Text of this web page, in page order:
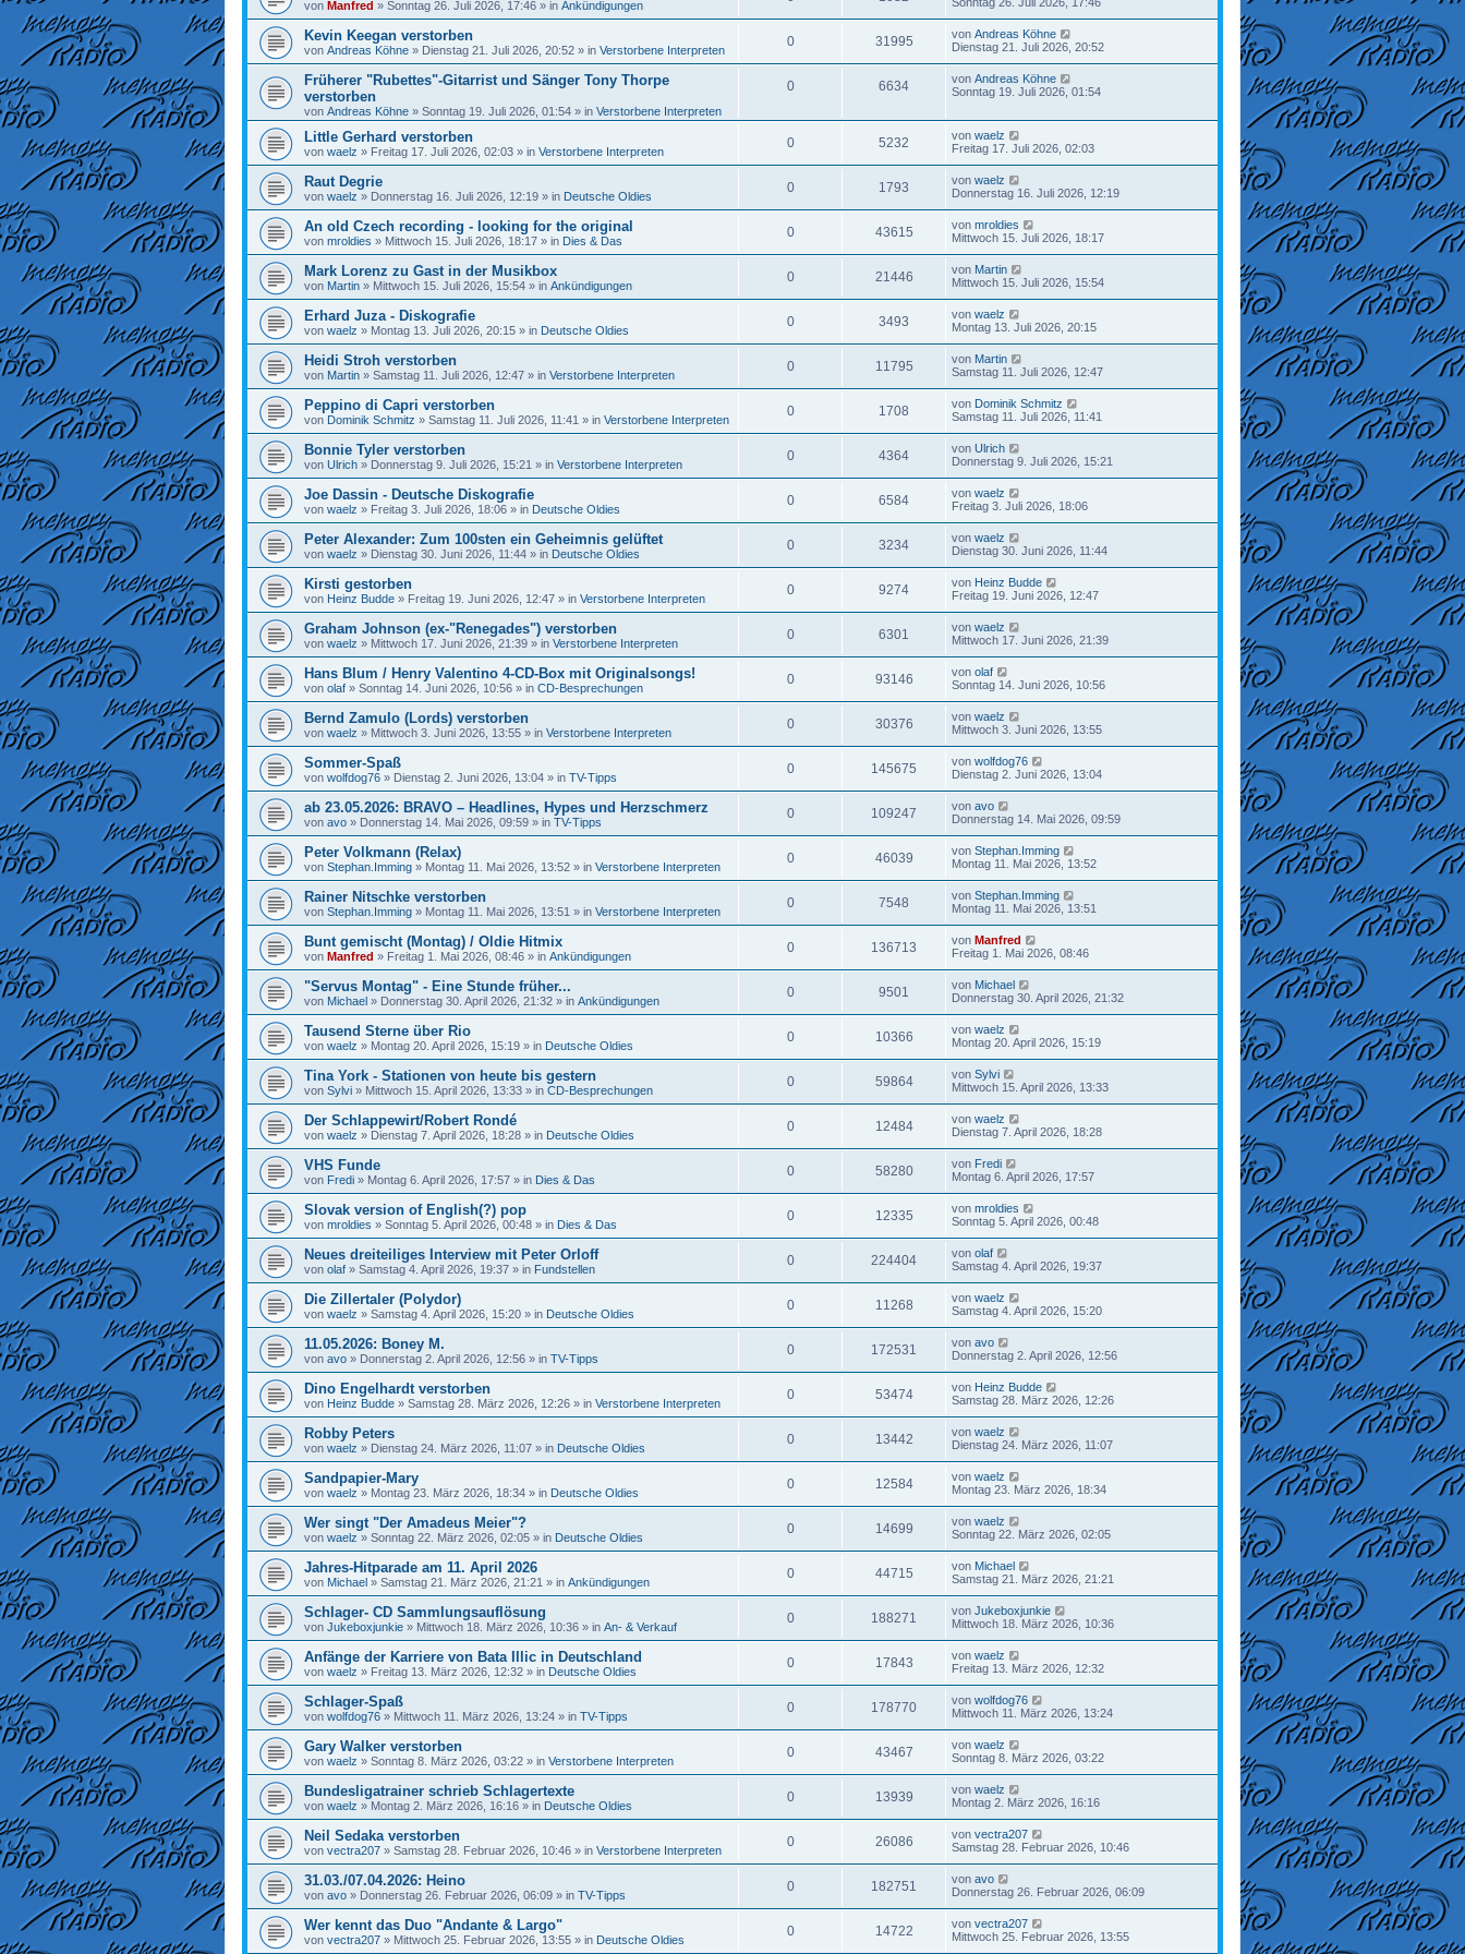
von Manfred » Sonntag 26. Juli 2026, 17:46 » in Ankündigungen
Kevin Keegan verstorben
von Andreas Köhne » Dienstag 21. Juli 2026, 20:52 » in Verstorbene Interpreten
0 31995 von Andreas Köhne
Dienstag 21. Juli 2026, 20:52
Früherer "Rubettes"-Gitarrist und Sänger Tony Thorpe
verstorben
von Andreas Köhne » Sonntag 19. Juli 2026, 01:54 » in Verstorbene Interpreten
0 6634 von Andreas Köhne
Sonntag 19. Juli 2026, 01:54
Little Gerhard verstorben
von waelz » Freitag 17. Juli 2026, 02:03 » in Verstorbene Interpreten
0 5232 von waelz
Freitag 17. Juli 2026, 02:03
Raut Degrie
von waelz » Donnerstag 16. Juli 2026, 12:19 » in Deutsche Oldies
0 1793 von waelz
Donnerstag 16. Juli 2026, 12:19
An old Czech recording - looking for the original
von mroldies » Mittwoch 15. Juli 2026, 18:17 » in Dies & Das
0 43615 von mroldies
Mittwoch 15. Juli 2026, 18:17
Mark Lorenz zu Gast in der Musikbox
von Martin » Mittwoch 15. Juli 2026, 15:54 » in Ankündigungen
0 21446 von Martin
Mittwoch 15. Juli 2026, 15:54
Erhard Juza - Diskografie
von waelz » Montag 13. Juli 2026, 20:15 » in Deutsche Oldies
0 3493 von waelz
Montag 13. Juli 2026, 20:15
Heidi Stroh verstorben
von Martin » Samstag 11. Juli 2026, 12:47 » in Verstorbene Interpreten
0 11795 von Martin
Samstag 11. Juli 2026, 12:47
Peppino di Capri verstorben
von Dominik Schmitz » Samstag 11. Juli 2026, 11:41 » in Verstorbene Interpreten
0 1708 von Dominik Schmitz
Samstag 11. Juli 2026, 11:41
Bonnie Tyler verstorben
von Ulrich » Donnerstag 9. Juli 2026, 15:21 » in Verstorbene Interpreten
0 4364 von Ulrich
Donnerstag 9. Juli 2026, 15:21
Joe Dassin - Deutsche Diskografie
von waelz » Freitag 3. Juli 2026, 18:06 » in Deutsche Oldies
0 6584 von waelz
Freitag 3. Juli 2026, 18:06
Peter Alexander: Zum 100sten ein Geheimnis gelüftet
von waelz » Dienstag 30. Juni 2026, 11:44 » in Deutsche Oldies
0 3234 von waelz
Dienstag 30. Juni 2026, 11:44
Kirsti gestorben
von Heinz Budde » Freitag 19. Juni 2026, 12:47 » in Verstorbene Interpreten
0 9274 von Heinz Budde
Freitag 19. Juni 2026, 12:47
Graham Johnson (ex-"Renegades") verstorben
von waelz » Mittwoch 17. Juni 2026, 21:39 » in Verstorbene Interpreten
0 6301 von waelz
Mittwoch 17. Juni 2026, 21:39
Hans Blum / Henry Valentino 4-CD-Box mit Originalsongs!
von olaf » Sonntag 14. Juni 2026, 10:56 » in CD-Besprechungen
0 93146 von olaf
Sonntag 14. Juni 2026, 10:56
Bernd Zamulo (Lords) verstorben
von waelz » Mittwoch 3. Juni 2026, 13:55 » in Verstorbene Interpreten
0 30376 von waelz
Mittwoch 3. Juni 2026, 13:55
Sommer-Spaß
von wolfdog76 » Dienstag 2. Juni 2026, 13:04 » in TV-Tipps
0 145675 von wolfdog76
Dienstag 2. Juni 2026, 13:04
ab 23.05.2026: BRAVO – Headlines, Hypes und Herzschmerz
von avo » Donnerstag 14. Mai 2026, 09:59 » in TV-Tipps
0 109247 von avo
Donnerstag 14. Mai 2026, 09:59
Peter Volkmann (Relax)
von Stephan.Imming » Montag 11. Mai 2026, 13:52 » in Verstorbene Interpreten
0 46039 von Stephan.Imming
Montag 11. Mai 2026, 13:52
Rainer Nitschke verstorben
von Stephan.Imming » Montag 11. Mai 2026, 13:51 » in Verstorbene Interpreten
0 7548 von Stephan.Imming
Montag 11. Mai 2026, 13:51
Bunt gemischt (Montag) / Oldie Hitmix
von Manfred » Freitag 1. Mai 2026, 08:46 » in Ankündigungen
0 136713 von Manfred
Freitag 1. Mai 2026, 08:46
"Servus Montag" - Eine Stunde früher...
von Michael » Donnerstag 30. April 2026, 21:32 » in Ankündigungen
0 9501 von Michael
Donnerstag 30. April 2026, 21:32
Tausend Sterne über Rio
von waelz » Montag 20. April 2026, 15:19 » in Deutsche Oldies
0 10366 von waelz
Montag 20. April 2026, 15:19
Tina York - Stationen von heute bis gestern
von Sylvi » Mittwoch 15. April 2026, 13:33 » in CD-Besprechungen
0 59864 von Sylvi
Mittwoch 15. April 2026, 13:33
Der Schlappewirt/Robert Rondé
von waelz » Dienstag 7. April 2026, 18:28 » in Deutsche Oldies
0 12484 von waelz
Dienstag 7. April 2026, 18:28
VHS Funde
von Fredi » Montag 6. April 2026, 17:57 » in Dies & Das
0 58280 von Fredi
Montag 6. April 2026, 17:57
Slovak version of English(?) pop
von mroldies » Sonntag 5. April 2026, 00:48 » in Dies & Das
0 12335 von mroldies
Sonntag 5. April 2026, 00:48
Neues dreiteiliges Interview mit Peter Orloff
von olaf » Samstag 4. April 2026, 19:37 » in Fundstellen
0 224404 von olaf
Samstag 4. April 2026, 19:37
Die Zillertaler (Polydor)
von waelz » Samstag 4. April 2026, 15:20 » in Deutsche Oldies
0 11268 von waelz
Samstag 4. April 2026, 15:20
11.05.2026: Boney M.
von avo » Donnerstag 2. April 2026, 12:56 » in TV-Tipps
0 172531 von avo
Donnerstag 2. April 2026, 12:56
Dino Engelhardt verstorben
von Heinz Budde » Samstag 28. März 2026, 12:26 » in Verstorbene Interpreten
0 53474 von Heinz Budde
Samstag 28. März 2026, 12:26
Robby Peters
von waelz » Dienstag 24. März 2026, 11:07 » in Deutsche Oldies
0 13442 von waelz
Dienstag 24. März 2026, 11:07
Sandpapier-Mary
von waelz » Montag 23. März 2026, 18:34 » in Deutsche Oldies
0 12584 von waelz
Montag 23. März 2026, 18:34
Wer singt "Der Amadeus Meier"?
von waelz » Sonntag 22. März 2026, 02:05 » in Deutsche Oldies
0 14699 von waelz
Sonntag 22. März 2026, 02:05
Jahres-Hitparade am 11. April 2026
von Michael » Samstag 21. März 2026, 21:21 » in Ankündigungen
0 44715 von Michael
Samstag 21. März 2026, 21:21
Schlager- CD Sammlungsauflösung
von Jukeboxjunkie » Mittwoch 18. März 2026, 10:36 » in An- & Verkauf
0 188271 von Jukeboxjunkie
Mittwoch 18. März 2026, 10:36
Anfänge der Karriere von Bata Illic in Deutschland
von waelz » Freitag 13. März 2026, 12:32 » in Deutsche Oldies
0 17843 von waelz
Freitag 13. März 2026, 12:32
Schlager-Spaß
von wolfdog76 » Mittwoch 11. März 2026, 13:24 » in TV-Tipps
0 178770 von wolfdog76
Mittwoch 11. März 2026, 13:24
Gary Walker verstorben
von waelz » Sonntag 8. März 2026, 03:22 » in Verstorbene Interpreten
0 43467 von waelz
Sonntag 8. März 2026, 03:22
Bundesligatrainer schrieb Schlagertexte
von waelz » Montag 2. März 2026, 16:16 » in Deutsche Oldies
0 13939 von waelz
Montag 2. März 2026, 16:16
Neil Sedaka verstorben
von vectra207 » Samstag 28. Februar 2026, 10:46 » in Verstorbene Interpreten
0 26086 von vectra207
Samstag 28. Februar 2026, 10:46
31.03./07.04.2026: Heino
von avo » Donnerstag 26. Februar 2026, 06:09 » in TV-Tipps
0 182751 von avo
Donnerstag 26. Februar 2026, 06:09
Wer kennt das Duo "Andante & Largo"
von vectra207 » Mittwoch 25. Februar 2026, 13:55 » in Deutsche Oldies
0 14722 von vectra207
Mittwoch 25. Februar 2026, 13:55